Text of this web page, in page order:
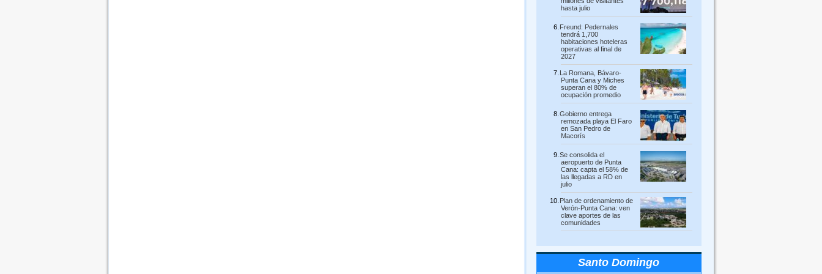
hasta julio
Freund: Pedernales
tendrá 1,700
habitaciones hoteleras
operativas al final de
2027
La Romana, Bávaro-
Punta Cana y Miches
superan el 80% de
ocupación promedio
Gobierno entrega
remozada playa El Faro
en San Pedro de
Macorís
Se consolida el
aeropuerto de Punta
Cana: capta el 58% de
las llegadas a RD en
julio
Plan de ordenamiento de
Verón-Punta Cana: ven
clave aportes de las
comunidades
Santo Domingo